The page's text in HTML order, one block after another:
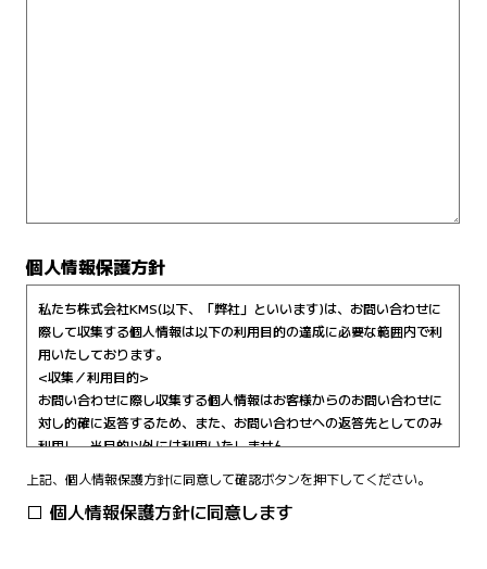
個人情報保護方針
私たち株式会社KMS(以下、「弊社」といいます)は、お問い合わせに
際して収集する個人情報は以下の利用目的の達成に必要な範囲内で利
用いたしております。
<収集／利用目的>
お問い合わせに際し収集する個人情報はお客様からのお問い合わせに
対し的確に返答するため、また、お問い合わせへの返答先としてのみ
利用し、当目的以外には利用いたしません。
お客様は、弊社が収集した個人情報に関して、例外を除き、弊社が別
途定めた手続きに従って開示を請求することができます。なお、その
上記、個人情報保護方針に同意して確認ボタンを押下してください。
個人情報保護方針に同意します